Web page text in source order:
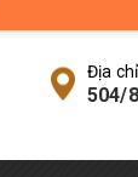
Địa chỉ
504/